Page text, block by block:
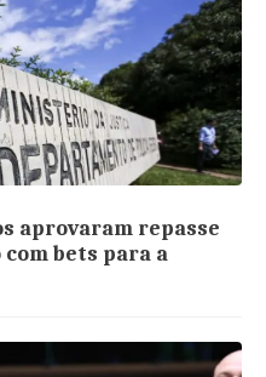
aprovaram repasse
bets para a